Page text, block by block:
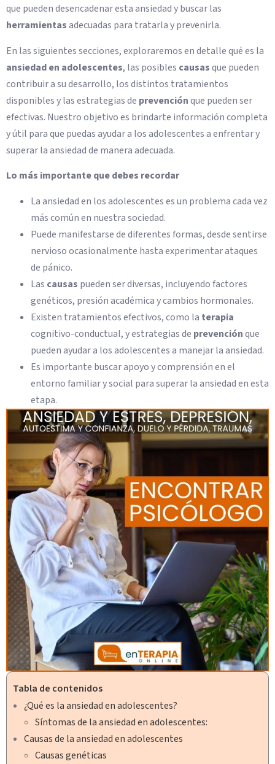
que pueden desencadenar esta ansiedad y buscar las
herramientasadecuadas para tratarla y prevenirla.
En las siguientes secciones, exploraremos en detalle qué es la
ansiedad en adolescentes, las posibles causasque pueden
contribuir a su desarrollo, los distintos tratamientos
disponibles y las estrategias de prevenciónque pueden ser
efectivas. Nuestro objetivo es brindarte información completa
y útil para que puedas ayudar a los adolescentes a enfrentar y
superar la ansiedad de manera adecuada.
Lo más importante que debes recordar
La ansiedad en los adolescentes es un problema cada vez
más común en nuestra sociedad.
Puede manifestarse de diferentes formas, desde sentirse
nervioso ocasionalmente hasta experimentar ataques
de pánico.
Las causas pueden ser diversas, incluyendo factores
genéticos, presión académica y cambios hormonales.
Existen tratamientos efectivos, como la terapia
cognitivo-conductual, y estrategias de prevenciónque
pueden ayudar a los adolescentes a manejar la ansiedad.
Es importante buscar apoyo y comprensión en el
entorno familiar y social para superar la ansiedad en esta
etapa.
Tabla de contenidos
¿Qué es la ansiedad en adolescentes?
Síntomas de la ansiedad en adolescentes:
Causas de la ansiedad en adolescentes
Causas genéticas